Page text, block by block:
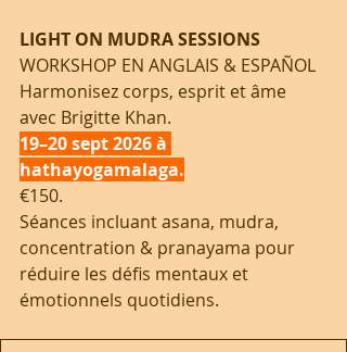
LIGHT ON MUDRA SESSIONS
WORKSHOP EN ANGLAIS & ESPAÑOL
Harmonisez corps, esprit et âme
avec Brigitte Khan.
19–20 sept 2026 à
hathayogamalaga.
€150.
Séances incluant asana, mudra,
concentration & pranayama pour
réduire les défis mentaux et
émotionnels quotidiens.